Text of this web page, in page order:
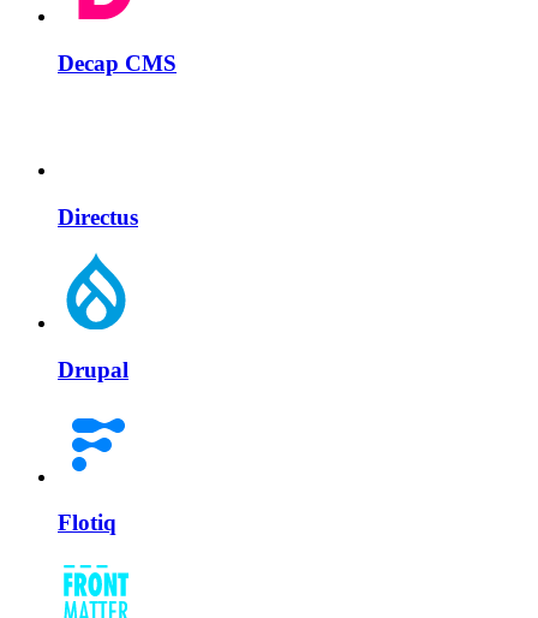
Decap CMS
Directus
Drupal
Flotiq